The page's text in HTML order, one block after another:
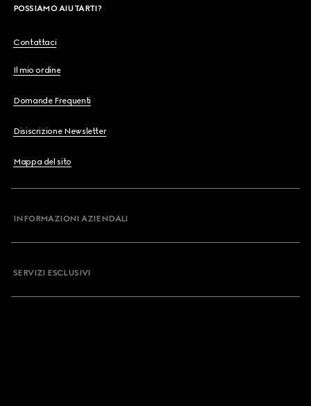
POSSIAMO AIUTARTI?
Contattaci
Il mio ordine
Domande Frequenti
Disiscrizione Newsletter
Mappa del sito
INFORMAZIONI AZIENDALI
SERVIZI ESCLUSIVI